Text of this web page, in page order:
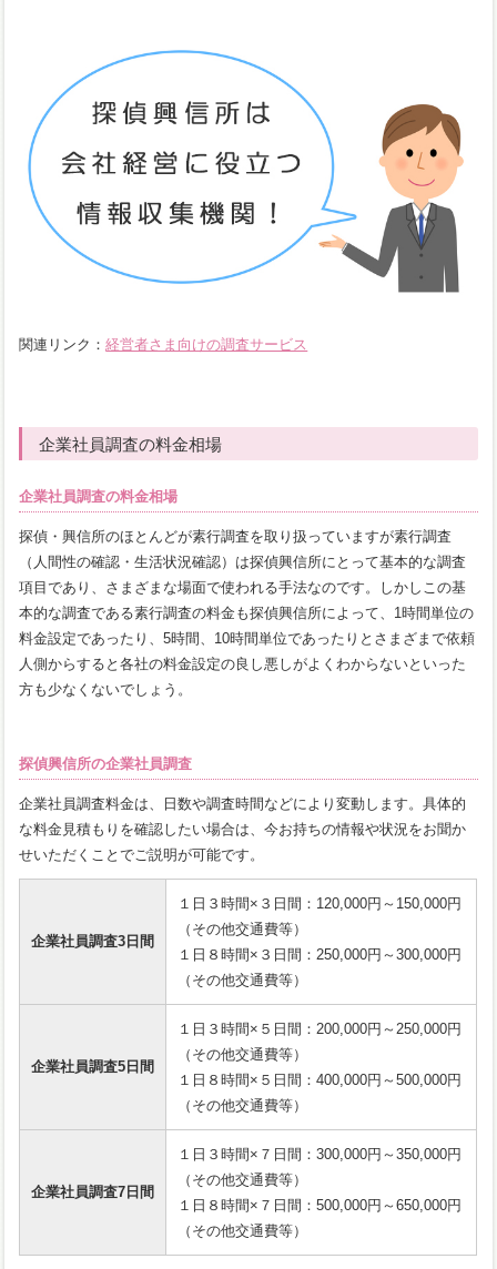
関連リンク：経営者さま向けの調査サービス
企業社員調査の料金相場
企業社員調査の料金相場
探偵・興信所のほとんどが素行調査を取り扱っていますが素行調査
（人間性の確認・生活状況確認）は探偵興信所にとって基本的な調査
項目であり、さまざまな場面で使われる手法なのです。しかしこの基
本的な調査である素行調査の料金も探偵興信所によって、1時間単位の
料金設定であったり、5時間、10時間単位であったりとさまざまで依頼
人側からすると各社の料金設定の良し悪しがよくわからないといった
方も少なくないでしょう。
探偵興信所の企業社員調査
企業社員調査料金は、日数や調査時間などにより変動します。具体的
な料金見積もりを確認したい場合は、今お持ちの情報や状況をお聞か
せいただくことでご説明が可能です。
企業社員調査3日間
１日３時間×３日間：120,000円～150,000円
（その他交通費等）
１日８時間×３日間：250,000円～300,000円
（その他交通費等）
企業社員調査5日間
１日３時間×５日間：200,000円～250,000円
（その他交通費等）
１日８時間×５日間：400,000円～500,000円
（その他交通費等）
企業社員調査7日間
１日３時間×７日間：300,000円～350,000円
（その他交通費等）
１日８時間×７日間：500,000円～650,000円
（その他交通費等）